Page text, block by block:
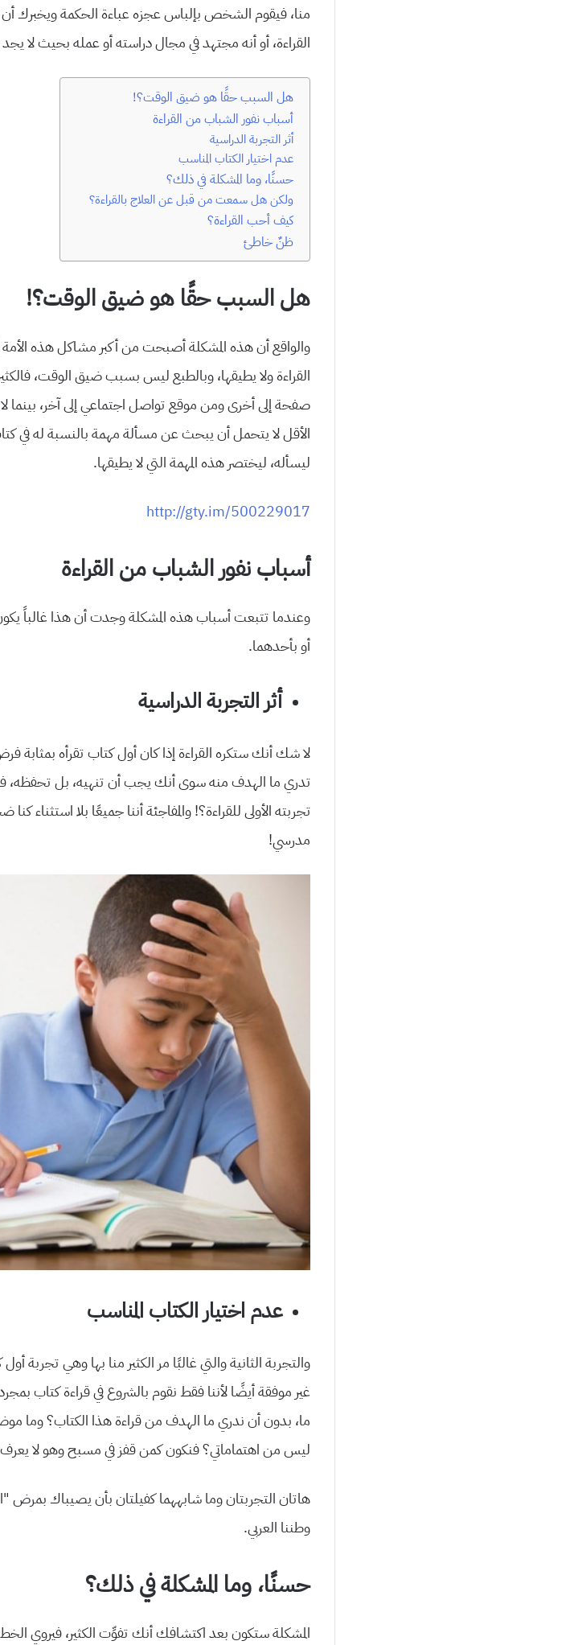
منا، فيقوم الشخص بإلباس عجزه عباءة الحكمة ويخبرك
القراءة، أو أنه مجتهد في مجال دراسته أو عمله بحيث لا يجد
هل السبب حقًا هو ضيق الوقت؟!
أسباب نفور الشباب من القراءة
أثر التجربة الدراسية
عدم اختيار الكتاب المناسب
حسنًا، وما المشكلة في ذلك؟
ولكن هل سمعت من قبل عن العلاج بالقراءة؟
كيف أحب القراءة؟
ظنٌ خاطئ
هل السبب حقًا هو ضيق الوقت؟!
والواقع أن هذه المشكلة أصبحت من أكبر مشاكل هذه
القراءة ولا يطيقها، وبالطبع ليس بسبب ضيق الوقت،
صفحة إلى أخرى ومن موقع تواصل اجتماعي إلى آخر، بينما
الأقل لا يتحمل أن يبحث عن مسألة مهمة بالنسبة له
ليسأله، ليختصر هذه المهمة التي لا يطيقها.
http://gty.im/500229017
أسباب نفور الشباب من القراءة
وعندما تتبعت أسباب هذه المشكلة وجدت أن هذا غالباً
أو بأحدهما.
أثر التجربة الدراسية
لا شك أنك ستكره القراءة إذا كان أول كتاب تقرأه بمثابة
تدري ما الهدف منه سوى أنك يجب أن تنهيه، بل تحفظه،
تجربته الأولى للقراءة؟! والمفاجئة أننا جميعًا بلا استثناء
مدرسي!
عدم اختيار الكتاب المناسب
والتجربة الثانية والتي غالبًا مر الكثير منا بها وهي تجربة
غير موفقة أيضًا لأننا فقط نقوم بالشروع في قراءة كتاب
ما، بدون أن ندري ما الهدف من قراءة هذا الكتاب؟ وما
ليس من اهتماماتي؟ فنكون كمن قفز في مسبح وهو لا
هاتان التجربتان وما شابههما كفيلتان بأن يصيباك بمرض
وطننا العربي.
حسنًا، وما المشكلة في ذلك؟
المشكلة ستكون بعد اكتشافك أنك تفوِّت الكثير، فيروي